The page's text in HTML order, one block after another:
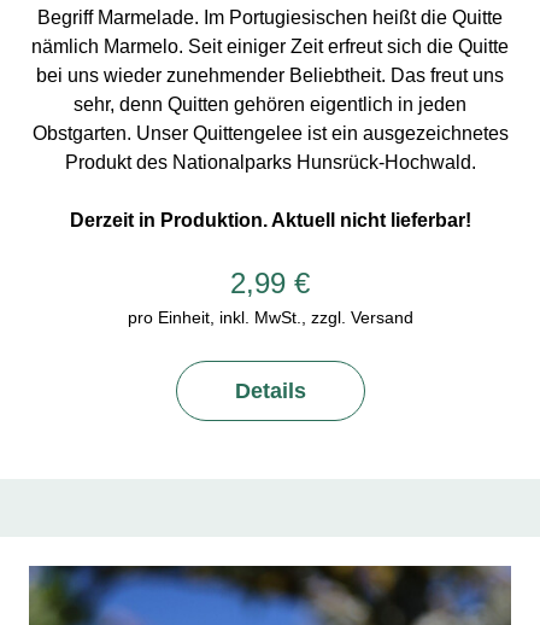
Begriff Marmelade. Im Portugiesischen heißt die Quitte
nämlich Marmelo. Seit einiger Zeit erfreut sich die Quitte
bei uns wieder zunehmender Beliebtheit. Das freut uns
sehr, denn Quitten gehören eigentlich in jeden
Obstgarten. Unser Quittengelee ist ein ausgezeichnetes
Produkt des Nationalparks Hunsrück-Hochwald.
Derzeit in Produktion. Aktuell nicht lieferbar!
2,99 €
pro Einheit, inkl. MwSt., zzgl. Versand
Details